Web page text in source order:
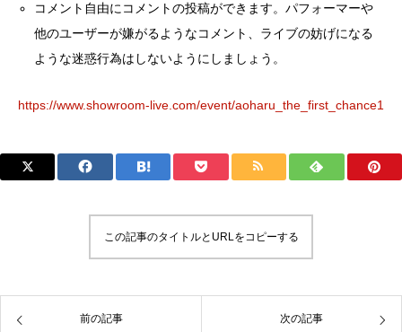
コメント自由にコメントの投稿ができます。パフォーマーや
他のユーザーが嫌がるようなコメント、ライブの妨げになる
ような迷惑行為はしないようにしましょう。
https://www.showroom-live.com/event/aoharu_the_first_chance1
この記事のタイトルとURLをコピーする
前の記事 次の記事